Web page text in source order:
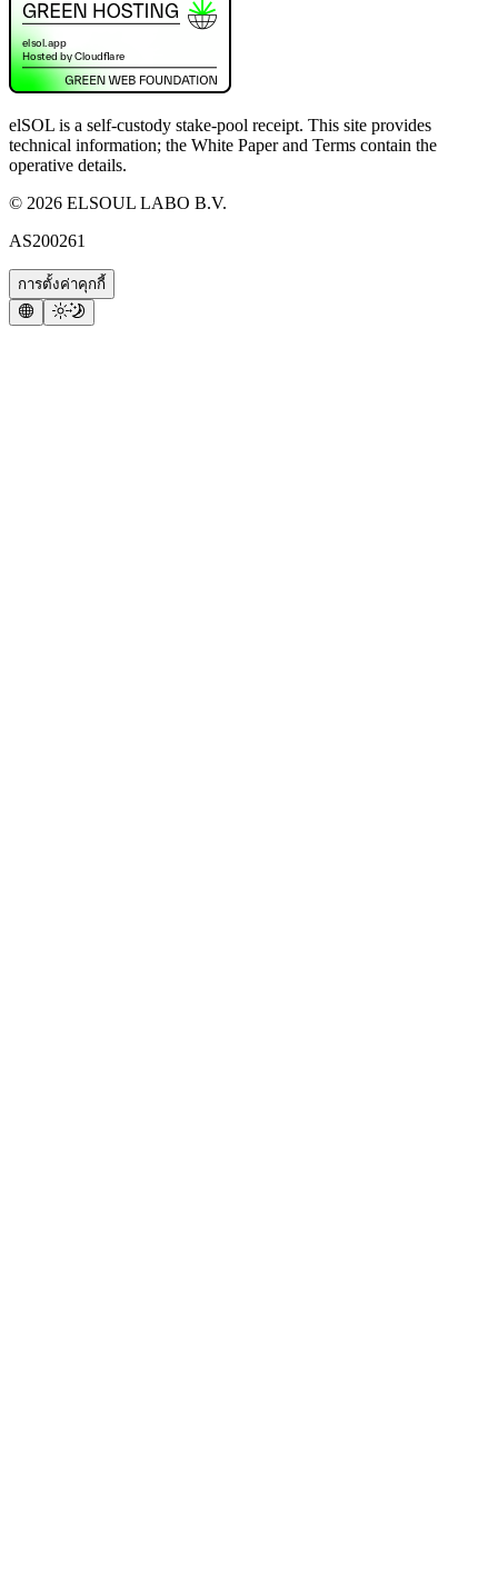
elSOL is a self-custody stake-pool receipt. This site provides
technical information; the White Paper and Terms contain the
operative details.
© 2026 ELSOUL LABO B.V.
AS200261
การตั้งค่าคุกกี้